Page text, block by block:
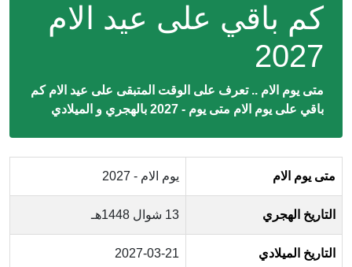
كم باقي على عيد الام
2027
متى يوم الام .. تعرف على الوقت المتبقى على عيد الام كم
باقي على يوم الام متى يوم - 2027 بالهجري و الميلادي
متى يوم الام يوم الام - 2027
التاريخ الهجري 13 شوال 1448هـ
التاريخ الميلادي 2027-03-21